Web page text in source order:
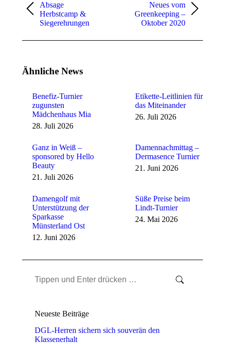
Vorheriger
Beitrag:
Absage
Herbstcamp &
Siegerehrungen
Nächster
Beitrag:
Neues vom
Greenkeeping –
Oktober 2020
Ähnliche News
Benefiz-Turnier
zugunsten
Mädchenhaus Mia
28. Juli 2026
Etikette-Leitlinien für
das Miteinander
26. Juli 2026
Ganz in Weiß –
sponsored by Hello
Beauty
21. Juli 2026
Damennachmittag –
Dermasence Turnier
21. Juni 2026
Damengolf mit
Unterstützung der
Sparkasse
Münsterland Ost
12. Juni 2026
Süße Preise beim
Lindt-Turnier
24. Mai 2026
Search:
Neueste Beiträge
DGL-Herren sichern sich souverän den
Klassenerhalt